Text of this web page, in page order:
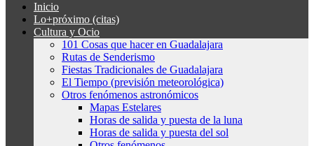
Inicio
Lo+próximo (citas)
Cultura y Ocio
101 Cosas que hacer en Guadalajara
Rutas de Senderismo
Fiestas Tradicionales de Guadalajara
El Tiempo (previsión meteorológica)
Otros fenómenos astronómicos
Mapas Estelares
Horas de salida y puesta de la luna
Horas de salida y puesta del sol